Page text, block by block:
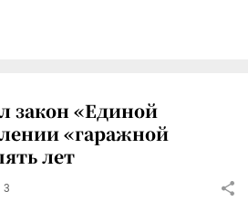
закон «Единой
«гаражной
лет
3